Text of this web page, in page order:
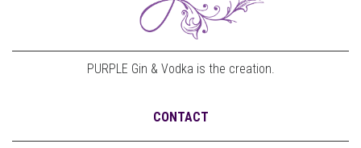
PURPLE Gin & Vodka is the creation.
CONTACT